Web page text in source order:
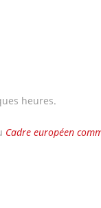
heures.
Cadre européen